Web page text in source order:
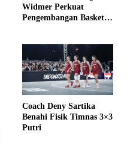
Widmer Perkuat
Pengembangan Basket
Coach Deny Sartika
Benahi Fisik Timnas 3×3
Putri